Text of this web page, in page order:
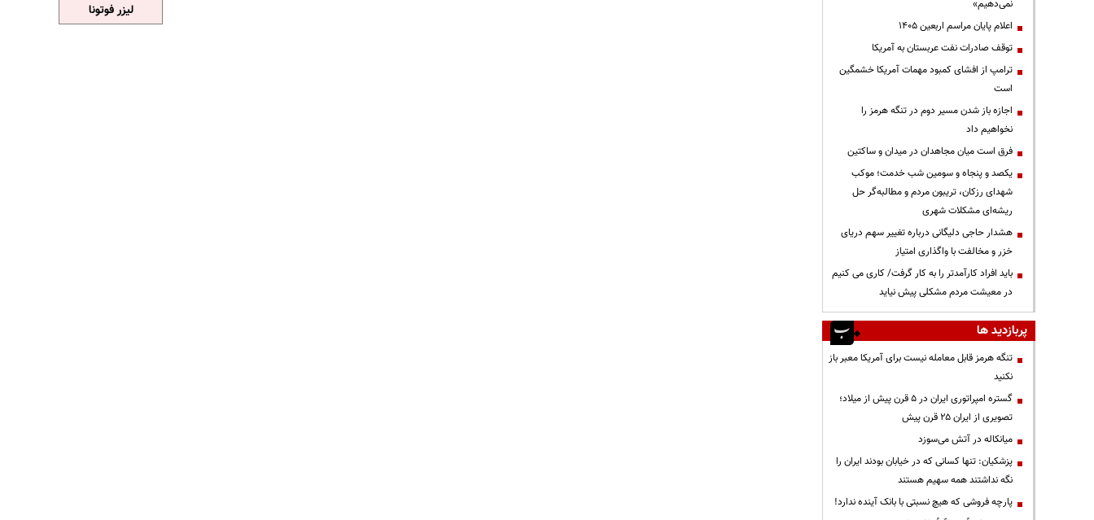
نمی‌دهیم»
اعلام پایان مراسم اربعین ۱۴۰۵
توقف صادرات نفت عربستان به آمریکا
ترامپ از افشای کمبود مهمات آمریکا خشمگین
است
اجازه باز شدن مسیر دوم در تنگه هرمز را
نخواهیم داد
فرق است میان مجاهدان در میدان و ساکتین
یکصد و پنجاه و سومین شب خدمت؛ موکب
شهدای رزکان، تریبون مردم و مطالبه‌گر حل
ریشه‌ای مشکلات شهری
هشدار حاجی دلیگانی درباره تغییر سهم دریای
خزر و مخالفت با واگذاری امتیاز
باید افراد کارآمدتر را به کار گرفت/ کاری می کنیم
در معیشت مردم مشکلی پیش نیاید
پربازدید ها
تنگه هرمز قابل معامله نیست برای آمریکا معبر باز
نکنید
گستره امپراتوری ایران در ۵ قرن پیش از میلاد؛
تصویری از ایران ۲۵ قرن پیش
میانکاله در آتش می‌سوزد
پزشکیان: تنها کسانی که در خیابان بودند ایران را
نگه نداشتند همه سهیم هستند
پارچه فروشی که هیچ نسبتی با بانک آینده ندارد!
لیزر فوتونا